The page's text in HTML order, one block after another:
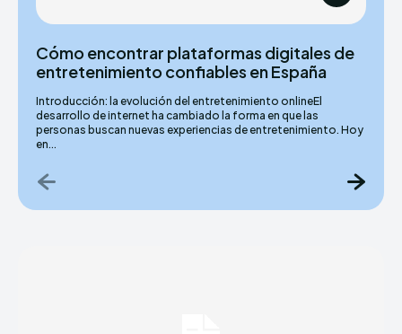
Cómo encontrar plataformas digitales de
entretenimiento confiables en España
Introducción: la evolución del entretenimiento onlineEl
desarrollo de internet ha cambiado la forma en que las
personas buscan nuevas experiencias de entretenimiento. Hoy
en...